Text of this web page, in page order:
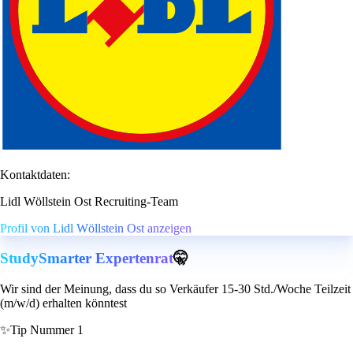
Kontaktdaten:
Lidl Wöllstein Ost Recruiting-Team
Profil von Lidl Wöllstein Ost anzeigen
StudySmarter Expertenrat🤫
Wir sind der Meinung, dass du so Verkäufer 15-30 Std./Woche Teilzeit
(m/w/d) erhalten könntest
✨Tip Nummer 1